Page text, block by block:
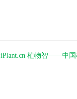
iPlant.cn 植物智——中国